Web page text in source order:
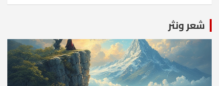
شعر ونثر